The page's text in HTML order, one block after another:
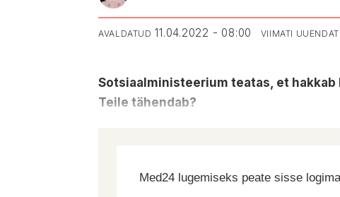
AVALDATUD 11.04.2022 - 08:00 VIIMATI
Sotsiaalministeerium teatas, et
Teile tähendab?
Med24 lugemiseks peate sisse